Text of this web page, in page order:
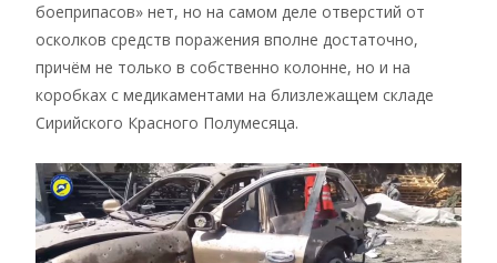
боеприпасов» нет, но на самом деле отверстий от
осколков средств поражения вполне достаточно,
причём не только в собственно колонне, но и на
коробках с медикаментами на близлежащем складе
Сирийского Красного Полумесяца.